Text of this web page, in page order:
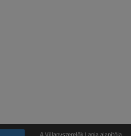
A Villanyszerelők Lapja alapítója